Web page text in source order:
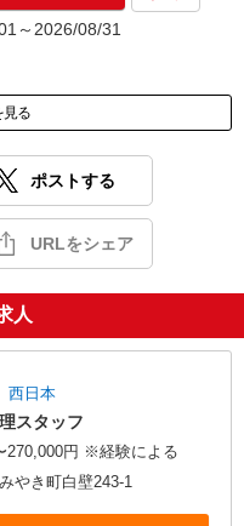
います。
与が発生します。（当社規
37 佐賀駅前センタービ
～2026/08/31
見る
ポストする
URLをシェア
人
西日本
スタッフ
270,000円 ※経験による
やき町白壁243-1